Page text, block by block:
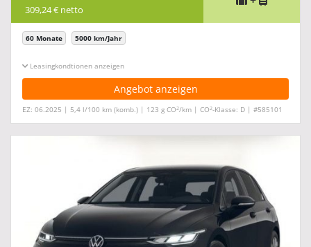
309,24 € netto
60 Monate 5000 km/Jahr
Leasingkonditionen ein-/ausblenden
Angebot anzeigen
EZ: 06.2025 | 5,4 l/100 km (komb.) | 123 g CO2/km | CO2-Klasse: D | #585101